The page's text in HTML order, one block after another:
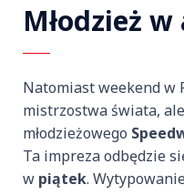
Młodzież
Natomiast weekend w
mistrzostwa świata,
młodzieżowego
Ta impreza odbędzie
w piątek.